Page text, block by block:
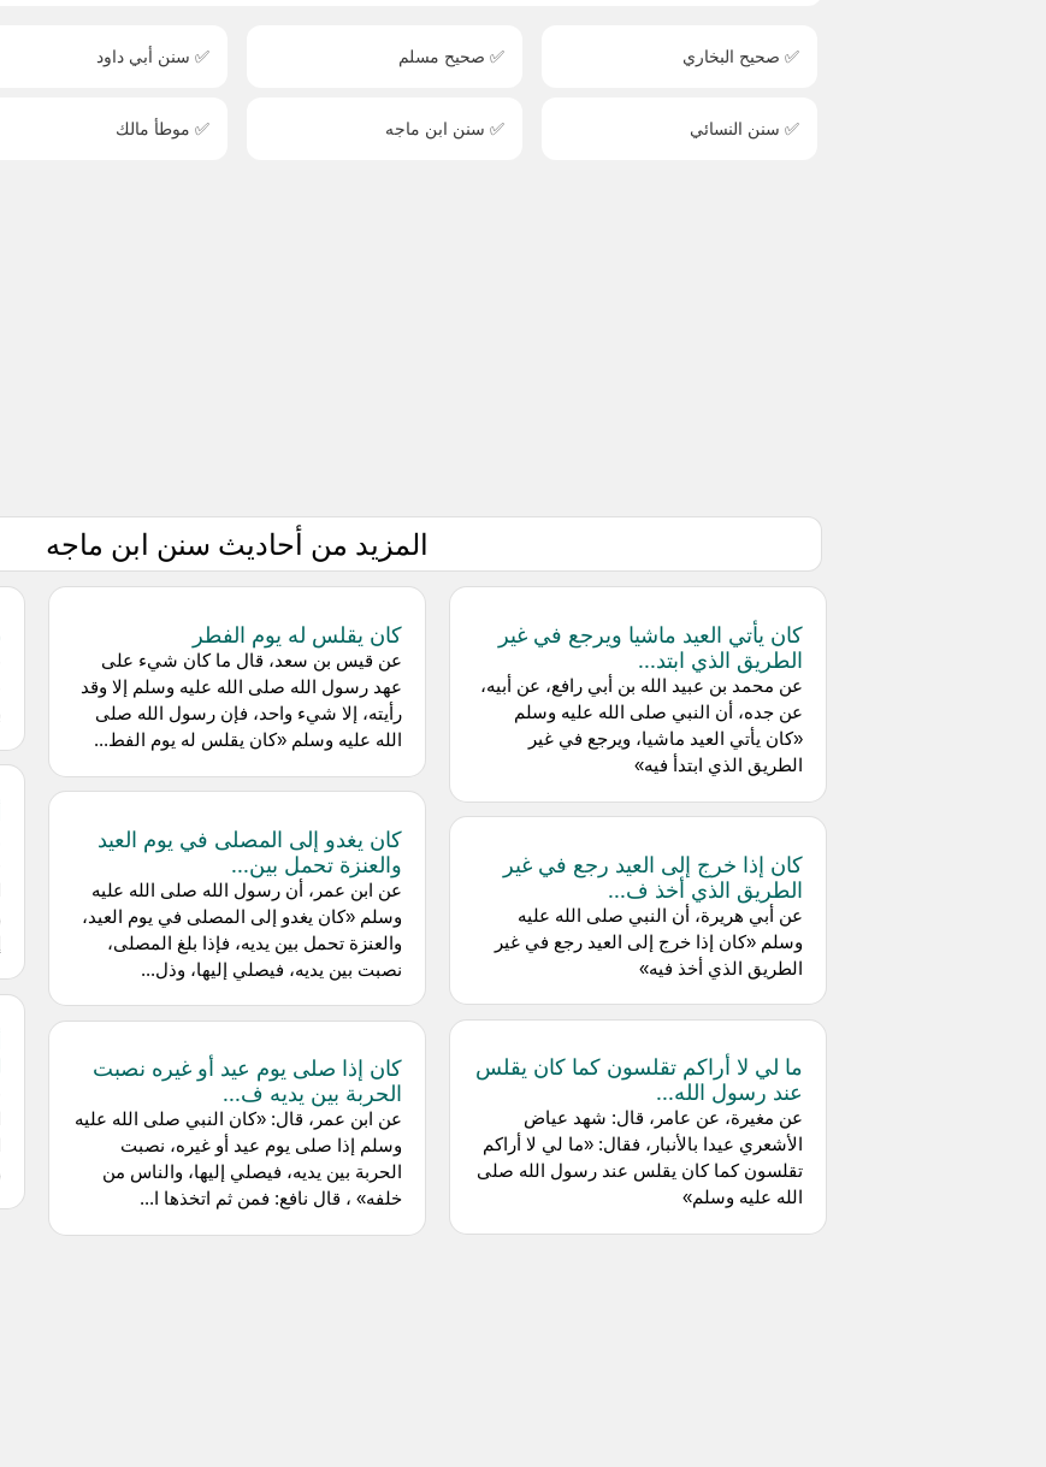
✅ صحيح البخاري ✅ صحيح مسلم ✅ سنن أبي داود
✅ سنن النسائي ✅ سنن ابن ماجه ✅ موطأ مالك
المزيد من أحاديث سنن ابن ماجه
كان يأتي العيد ماشيا ويرجع في غير
الطريق الذي ابتد...
عن محمد بن عبيد الله بن أبي رافع، عن أبيه،
عن جده، أن النبي صلى الله عليه وسلم
«كان يأتي العيد ماشيا، ويرجع في غير
الطريق الذي ابتدأ فيه»
كان إذا خرج إلى العيد رجع في غير
الطريق الذي أخذ ف...
عن أبي هريرة، أن النبي صلى الله عليه
وسلم «كان إذا خرج إلى العيد رجع في غير
الطريق الذي أخذ فيه»
ما لي لا أراكم تقلسون كما كان يقلس
عند رسول الله...
عن مغيرة، عن عامر، قال: شهد عياض
الأشعري عيدا بالأنبار، فقال: «ما لي لا أراكم
تقلسون كما كان يقلس عند رسول الله صلى
الله عليه وسلم»
كان يقلس له يوم الفطر
عن قيس بن سعد، قال ما كان شيء على
عهد رسول الله صلى الله عليه وسلم إلا وقد
رأيته، إلا شيء واحد، فإن رسول الله صلى
الله عليه وسلم «كان يقلس له يوم الفط...
كان يغدو إلى المصلى في يوم العيد
والعنزة تحمل بين...
عن ابن عمر، أن رسول الله صلى الله عليه
وسلم «كان يغدو إلى المصلى في يوم العيد،
والعنزة تحمل بين يديه، فإذا بلغ المصلى،
نصبت بين يديه، فيصلي إليها، وذل...
كان إذا صلى يوم عيد أو غيره نصبت
الحربة بين يديه ف...
عن ابن عمر، قال: «كان النبي صلى الله عليه
وسلم إذا صلى يوم عيد أو غيره، نصبت
الحربة بين يديه، فيصلي إليها، والناس من
خلفه» ، قال نافع: فمن ثم اتخذها ا...